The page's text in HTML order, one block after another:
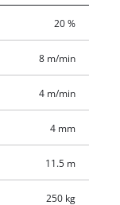
na kuki za teret
Osim toga,
dizalica sigurno
stezaljke
s koloturom je
u minuti.
20 %
8 m/min
4 m/min
4 mm
11.5 m
250 kg